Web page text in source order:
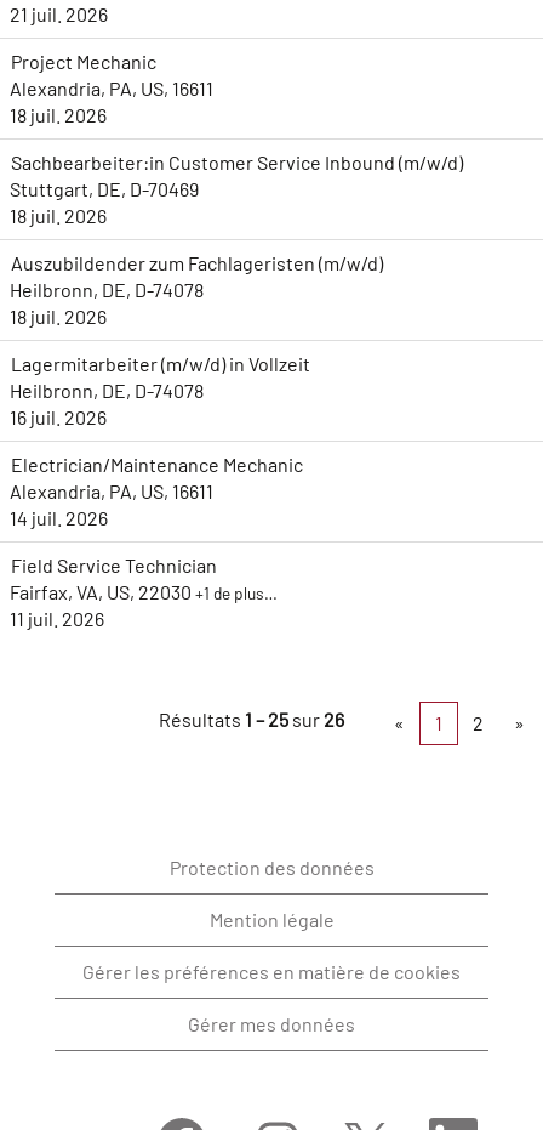
21 juil. 2026
Project Mechanic
Alexandria, PA, US, 16611
18 juil. 2026
Sachbearbeiter:in Customer Service Inbound (m/w/d)
Stuttgart, DE, D-70469
18 juil. 2026
Auszubildender zum Fachlageristen (m/w/d)
Heilbronn, DE, D-74078
18 juil. 2026
Lagermitarbeiter (m/w/d) in Vollzeit
Heilbronn, DE, D-74078
16 juil. 2026
Electrician/Maintenance Mechanic
Alexandria, PA, US, 16611
14 juil. 2026
Field Service Technician
Fairfax, VA, US, 22030 +1 de plus…
11 juil. 2026
Résultats 1 – 25 sur 26 « 1 2 »
Protection des données
Mention légale
Gérer les préférences en matière de cookies
Gérer mes données
S